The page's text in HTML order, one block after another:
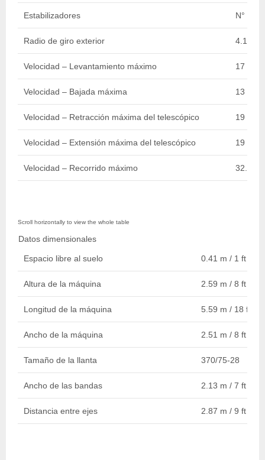
Estabilizadores N°
Radio de giro exterior 4.19 m
Velocidad – Levantamiento máximo 17 sec.
Velocidad – Bajada máxima 13 sec.
Velocidad – Retracción máxima del telescópico 19 sec.
Velocidad – Extensión máxima del telescópico 19 sec.
Velocidad – Recorrido máximo 32.19
Datos dimensionales
Espacio libre al suelo 0.41 m / 1 ft 4 in.
Altura de la máquina 2.59 m / 8 ft 6 in.
Longitud de la máquina 5.59 m / 18 ft 4
Ancho de la máquina 2.51 m / 8 ft 3 in.
Tamaño de la llanta 370/75-28
Ancho de las bandas 2.13 m / 7 ft
Distancia entre ejes 2.87 m / 9 ft 5 in.